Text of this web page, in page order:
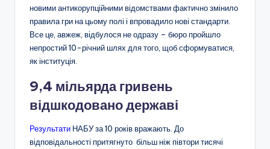
новими антикорупційними відомствами фактично змінило
правила гри на цьому полі і впровадило нові стандарти.
Все це, авжеж, відбулося не одразу – бюро пройшло
непростий 10-річний шлях для того, щоб сформуватися,
як інституція.
9,4 мільярда гривень
відшкодовано державі
Результати НАБУ за 10 років вражають. До
відповідальності притягнуто більш ніж півтори тисячі